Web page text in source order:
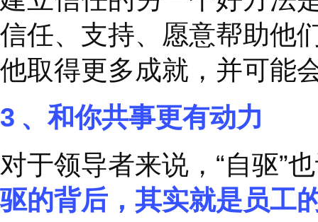
对于员工来说， 除了
关重要。 如果能打造
欲言，没有顾忌地表
患、创新想法、未开
可能性更大，留住核